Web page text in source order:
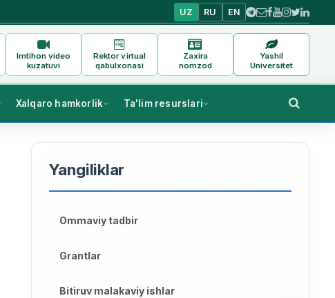
UZ RU EN
Imtihon video
kuzatuvi
Rektor virtual
qabulxonasi
Zaxira
nomzod
Yashil
Universitet
Xalqaro hamkorlik Ta'lim resurslari
Yangiliklar
Ommaviy tadbir
Grantlar
Bitiruv malakaviy ishlar